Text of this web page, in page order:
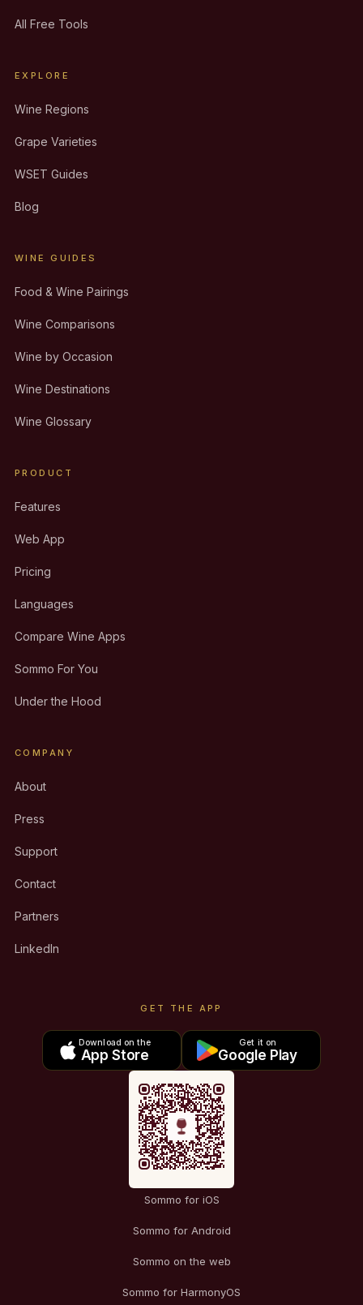
All Free Tools
EXPLORE
Wine Regions
Grape Varieties
WSET Guides
Blog
WINE GUIDES
Food & Wine Pairings
Wine Comparisons
Wine by Occasion
Wine Destinations
Wine Glossary
PRODUCT
Features
Web App
Pricing
Languages
Compare Wine Apps
Sommo For You
Under the Hood
COMPANY
About
Press
Support
Contact
Partners
LinkedIn
GET THE APP
Download on the
App Store
Get it on
Google Play
Sommo for iOS
Sommo for Android
Sommo on the web
Sommo for HarmonyOS